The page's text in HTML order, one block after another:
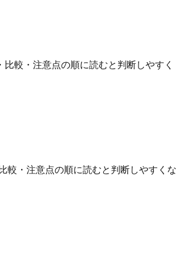
較・注意点の順に読むと判断しやすく
較・注意点の順に読むと判断しやすくな